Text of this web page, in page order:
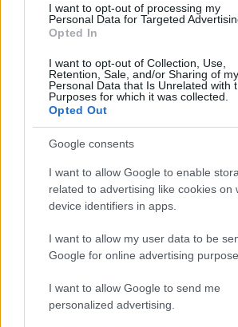
I want to opt-out of processing my
Personal Data for Targeted
Opted In
I want to opt-out of Collection, Use,
Retention, Sale, and/or Sharing of my
Personal Data that Is Unrelated with
Purposes for which it was collected.
Opted Out
Google consents
I want to allow Google to enable
related to advertising like cookies on
device identifiers in apps.
I want to allow my user data to be
Google for online advertising
I want to allow Google to send me
personalized advertising.
Ultima Vez / Wim Vandekeybus (BE) -